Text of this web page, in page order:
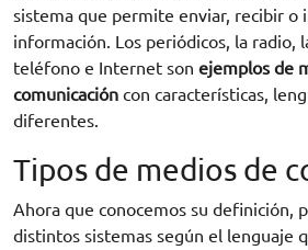
sistema que permite enviar, recibir o
información. Los periódicos, la radio,
teléfono e Internet son ejemplos de
comunicación con características,
diferentes.
Tipos de medios de
Ahora que conocemos su definición,
distintos sistemas según el lenguaje